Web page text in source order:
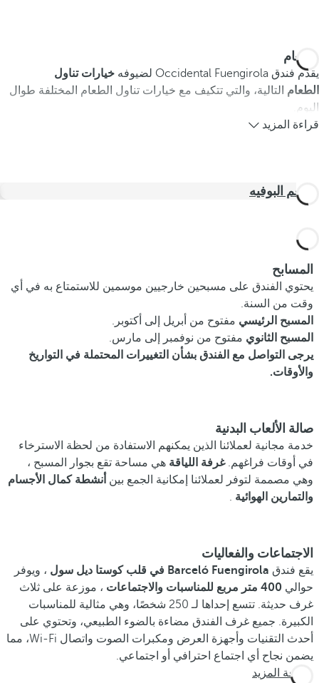
الطعام
يقدم فندق Occidental Fuengirola لضيوفه
خيارات تناول
الطعام التالية، والتي تتكيف مع خيارات تناول الطعام المختلفة طوال
اليوم.
قراءة المزيد
مطعم البوفيه
المسابح
يحتوي الفندق على مسبحين خارجيين موسمين للاستمتاع به في أي
وقت من السنة.
المسبح الرئيسي مفتوح من أبريل إلى أكتوبر.
المسبح الثانوي مفتوح من نوفمبر إلى مارس.
يرجى التواصل مع الفندق بشأن التغييرات المحتملة في التواريخ
والأوقات.
صالة الألعاب البدنية
خدمة مجانية لعملائنا الذين يمكنهم الاستفادة من لحظة الاسترخاء
في أوقات فراغهم.غرفة اللياقة هي مساحة تقع بجوار المسبح ،
وهي مصممة لتوفر لعملائنا إمكانية الجمع بين أنشطة كمال الأجسام
والتمارين الهوائية .
الاجتماعات والفعاليات
يقع فندق Barceló Fuengirola في قلب كوستا ديل سول ، ويوفر
حوالي 400 متر مربع للمناسبات والاجتماعات
، موزعة على ثلاث
غرف حديثة. تتسع إحداها لـ 250 شخصًا، وهي مثالية للمناسبات
الكبيرة. جميع غرف الفندق مضاءة بالضوء الطبيعي، وتحتوي على
أحدث التقنيات وأجهزة العرض ومكبرات الصوت واتصال Wi-Fi، مما
يضمن نجاح أي اجتماع احترافي أو اجتماعي.
معرفة المزيد